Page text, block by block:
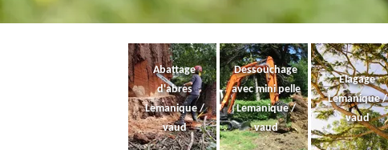
Abattage
d'abres
Lemanique /
vaud
Dessouchage
avec mini pelle
Lemanique /
vaud
Elagage
Lemanique /
vaud